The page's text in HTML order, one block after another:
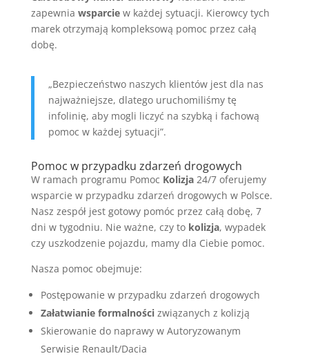
zapewnia wsparciew każdej sytuacji. Kierowcy tych
marek otrzymają kompleksową pomoc przez całą
dobę.
„Bezpieczeństwo naszych klientów jest dla nas
najważniejsze, dlatego uruchomiliśmy tę
infolinię, aby mogli liczyć na szybką i fachową
pomoc w każdej sytuacji”.
Pomoc w przypadku zdarzeń drogowych
W ramach programu Pomoc Kolizja24/7 oferujemy
wsparcie w przypadku zdarzeń drogowych w Polsce.
Nasz zespół jest gotowy pomóc przez całą dobę, 7
dni w tygodniu. Nie ważne, czy to kolizja, wypadek
czy uszkodzenie pojazdu, mamy dla Ciebie pomoc.
Nasza pomoc obejmuje:
Postępowanie w przypadku zdarzeń drogowych
Załatwianie formalnościzwiązanych z kolizją
Skierowanie do naprawy w Autoryzowanym
Serwisie Renault/Dacia